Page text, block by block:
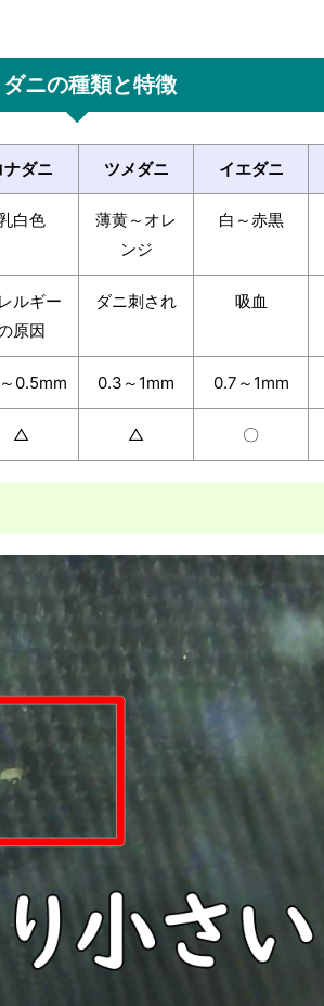
ダニの種類と特徴
ナダニ ツメダニ イエダニ
白色
薄黄～オレ
ンジ
白～赤黒
ルギー
原因
ダニ刺され 吸血
0.5mm 0.3～1mm 0.7～1mm
△ △ 〇